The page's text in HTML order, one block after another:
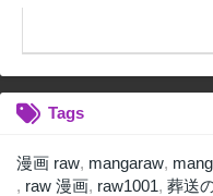
Tags
漫画 raw, mangaraw,
, raw 漫画, raw1001, 葬送